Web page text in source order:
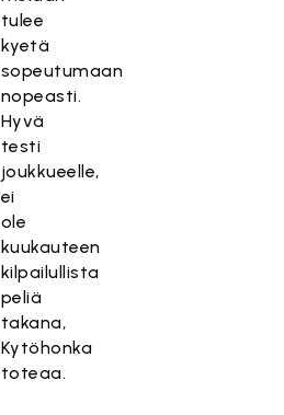
tulee
kyetä
sopeutumaan
nopeasti.
Hyvä
testi
joukkueelle,
ei
ole
kuukauteen
kilpailullista
peliä
takana,
Kytöhonka
toteaa.